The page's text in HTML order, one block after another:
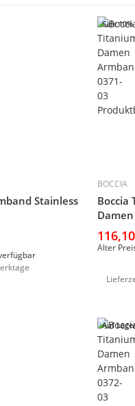
Stainless
Sale 10%
BOCCIA
Boccia
Alter
Auf